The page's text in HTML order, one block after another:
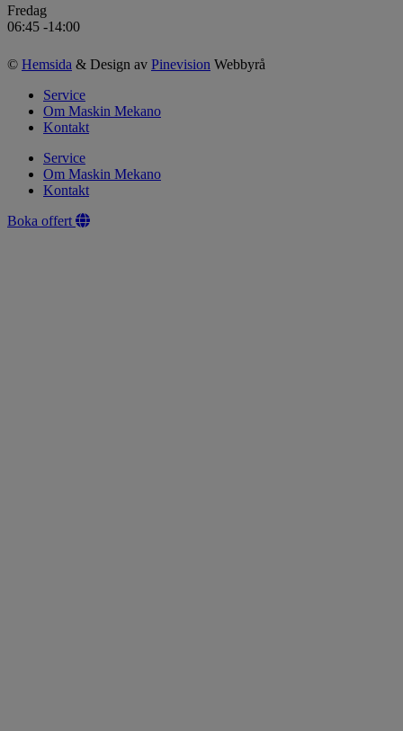
Fredag
06:45 -14:00
© Hemsida & Design av Pinevision Webbyrå
Service
Om Maskin Mekano
Kontakt
Service
Om Maskin Mekano
Kontakt
Boka offert